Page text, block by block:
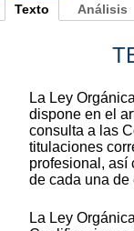
Texto
La Ley
dispone en el
consulta a las
titulaciones
profesional, así
de cada una de
La Ley
Análisis